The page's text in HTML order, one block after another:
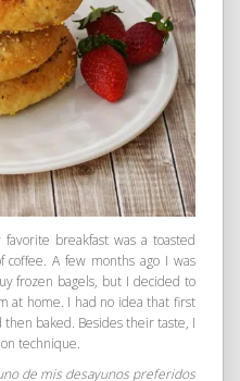
breakfast was a toasted
A few months ago I was
frozen bagels, but I decided to
at home. I had no idea that first
baked. Besides their taste, I
technique.
de mis desayunos preferidos